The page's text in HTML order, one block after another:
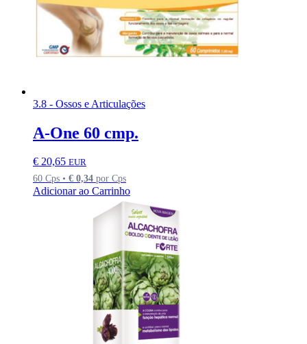
3.8 - Ossos e Articulações
A-One 60 cmp.
€ 20,65 EUR
60 Cps • € 0,34 por Cps
Adicionar ao Carrinho